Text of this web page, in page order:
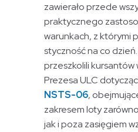
zawierało przede
praktycznego
warunkach, z którymi
styczność na co
przeszkolili kursantów
Prezesa ULC
NSTS-06,
zakresem loty
jak i poza zasięgiem